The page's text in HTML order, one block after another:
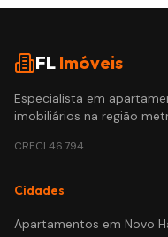
FL Imóveis
Especialista em
imobiliários na região
CRECI 46.794
Cidades
Apartamentos em Novo